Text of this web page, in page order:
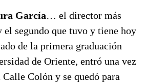
García… el director más
el segundo que tuvo y tiene hoy
de la primera graduación
de Oriente, entró una vez
Colón y se quedó para